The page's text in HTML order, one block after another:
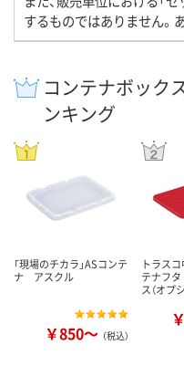
するものではありません。
コンテナボック
ンキング
「現場のチカラ」ASコンテ
ナ アスクル
￥850～ （税込）
トラス
テナフ
ス（オプ